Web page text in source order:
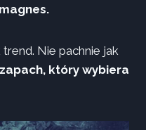
Nie pachnie jak
który wybiera